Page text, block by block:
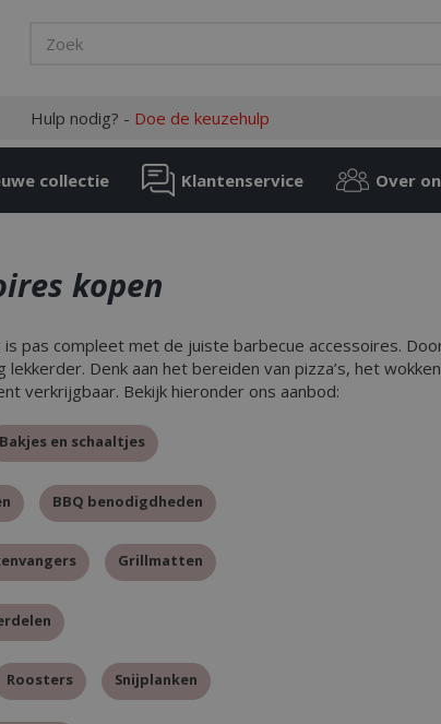
Hulp nodig? - Doe de keuzehulp
collectie Klantenservice Over
kopen
is pas compleet met de juiste barbecue accessoires.
lekkerder. Denk aan het bereiden van pizza’s, het
verkrijgbaar. Bekijk hieronder ons aanbod:
Bakjes en schaaltjes
BBQ benodigdheden
Grillmatten
Roosters Snijplanken